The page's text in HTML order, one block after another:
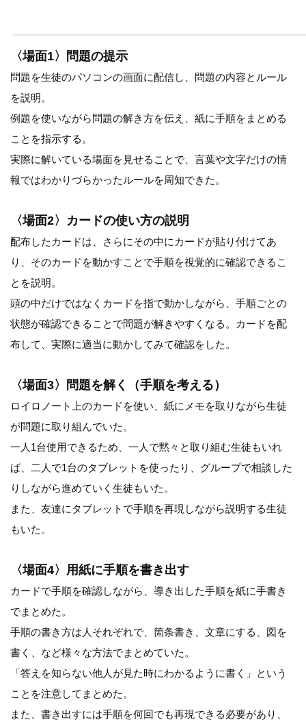
〈場面1〉問題の提示
問題を生徒のパソコンの画面に配信し、問題の内容とルール
を説明。
例題を使いながら問題の解き方を伝え、紙に手順をまとめる
ことを指示する。
実際に解いている場面を見せることで、言葉や文字だけの情
報ではわかりづらかったルールを周知できた。
〈場面2〉カードの使い方の説明
配布したカードは、さらにその中にカードが貼り付けてあ
り、そのカードを動かすことで手順を視覚的に確認できるこ
とを説明。
頭の中だけではなくカードを指で動かしながら、手順ごとの
状態が確認できることで問題が解きやすくなる。カードを配
布して、実際に適当に動かしてみて確認をした。
〈場面3〉問題を解く（手順を考える）
ロイロノート上のカードを使い、紙にメモを取りながら生徒
が問題に取り組んでいた。
一人1台使用できるため、一人で黙々と取り組む生徒もいれ
ば、二人で1台のタブレットを使ったり、グループで相談した
りしながら進めていく生徒もいた。
また、友達にタブレットで手順を再現しながら説明する生徒
もいた。
〈場面4〉用紙に手順を書き出す
カードで手順を確認しながら、導き出した手順を紙に手書き
でまとめた。
手順の書き方は人それぞれで、箇条書き、文章にする、図を
書く、など様々な方法でまとめていた。
「答えを知らない他人が見た時にわかるように書く」という
ことを注意してまとめた。
また、書き出すには手順を何回でも再現できる必要があり、